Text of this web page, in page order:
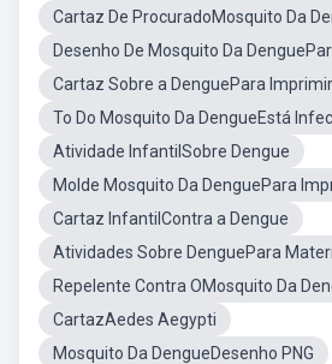
Cartaz De ProcuradoMosquito Da
Desenho De Mosquito Da
Cartaz Sobre a DenguePara Imprimir
To Do Mosquito Da DengueEstá
Atividade InfantilSobre Dengue
Molde Mosquito Da DenguePara
Cartaz InfantilContra a Dengue
Atividades Sobre DenguePara
Repelente Contra OMosquito Da
CartazAedes Aegypti
Mosquito Da DengueDesenho PNG